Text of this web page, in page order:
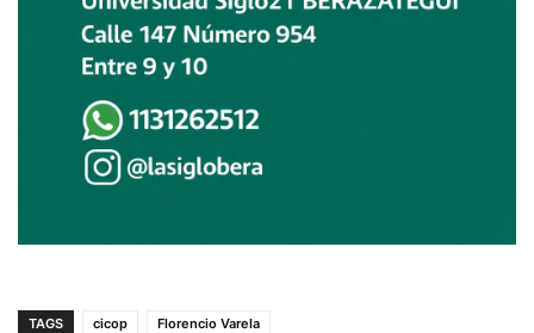
TAGS cicop Florencio Varela